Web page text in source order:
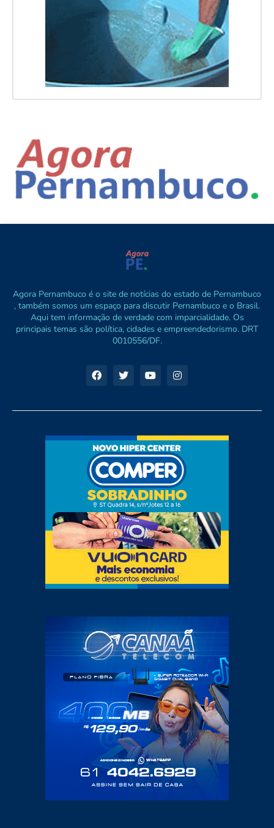
Agora Pernambuco é o site de notícias do estado de Pernambuco
, também somos um espaço para discutir Pernambuco e o Brasil.
Aqui tem informação de verdade com imparcialidade. Os
principais temas são política, cidades e empreendedorismo. DRT
0010556/DF.